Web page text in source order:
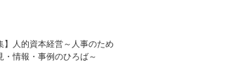
】人的資本経営～人事のため
・情報・事例のひろば～